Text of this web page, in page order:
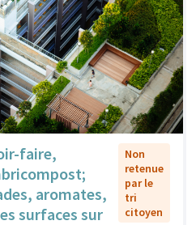
faire,
aromates,
surfaces sur
Non
retenue
par le
tri
citoyen